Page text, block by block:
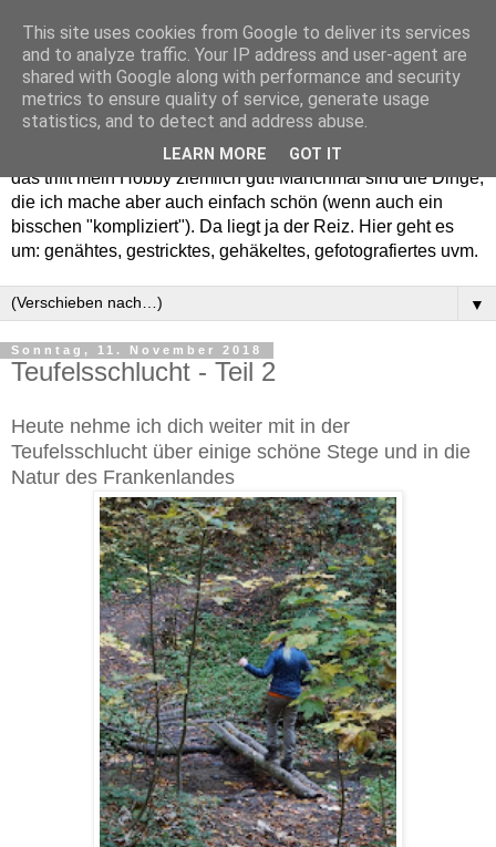
Willkommen in meinem "Wohnzimmer". Einfach und schön -
das trifft mein Hobby ziemlich gut! Manchmal sind die Dinge,
die ich mache aber auch einfach schön (wenn auch ein
bisschen "kompliziert"). Da liegt ja der Reiz. Hier geht es
um: genähtes, gestricktes, gehäkeltes, gefotografiertes uvm.
▼
Sonntag, 11. November 2018
Teufelsschlucht - Teil 2
Heute nehme ich dich weiter mit in der
Teufelsschlucht über einige schöne Stege und in die
Natur des Frankenlandes
This site uses cookies from Google to deliver its services
and to analyze traffic. Your IP address and user-agent are
shared with Google along with performance and security
metrics to ensure quality of service, generate usage
statistics, and to detect and address abuse.
LEARN MORE GOT IT